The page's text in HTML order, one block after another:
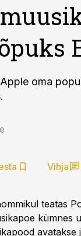
oma
Vihja
teatas
kümnes